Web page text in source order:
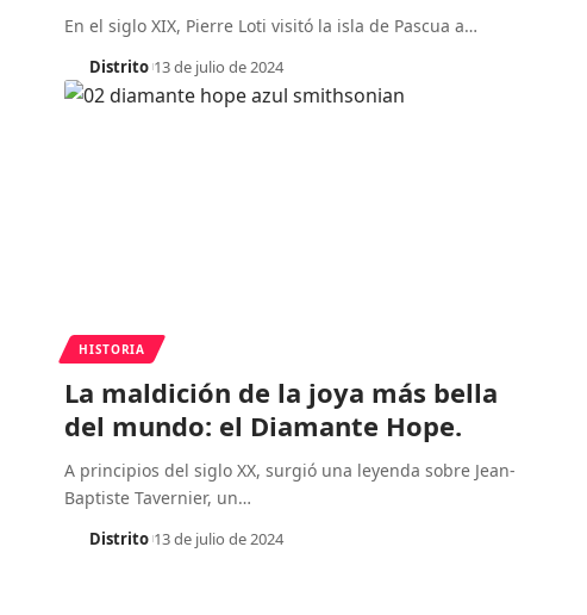
En el siglo XIX, Pierre Loti visitó la isla de Pascua a…
Distrito 13 de julio de 2024
HISTORIA
La maldición de la joya más bella
del mundo: el Diamante Hope.
A principios del siglo XX, surgió una leyenda sobre Jean-
Baptiste Tavernier, un…
Distrito 13 de julio de 2024